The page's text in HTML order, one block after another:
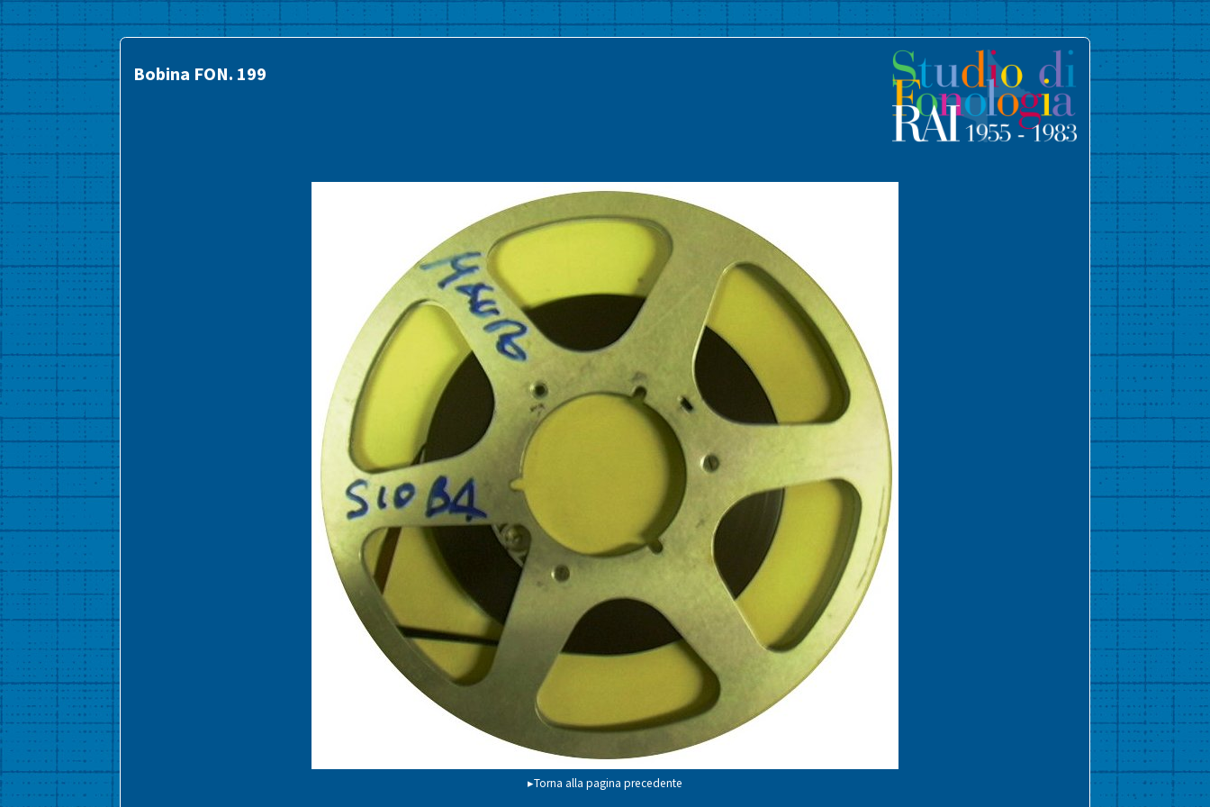
Bobina FON. 199
▸Torna alla pagina precedente